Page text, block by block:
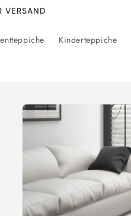
VERSAND
Kinderteppiche
Zu
Produktinformationen
springen